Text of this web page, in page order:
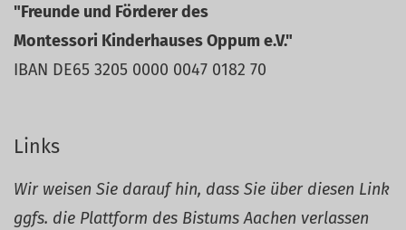
"Freunde und Förderer des
Montessori Kinderhauses Oppum e.V."
IBAN DE65 3205 0000 0047 0182 70
Links
Wir weisen Sie darauf hin, dass Sie über diesen Link
ggfs. die Plattform des Bistums Aachen verlassen